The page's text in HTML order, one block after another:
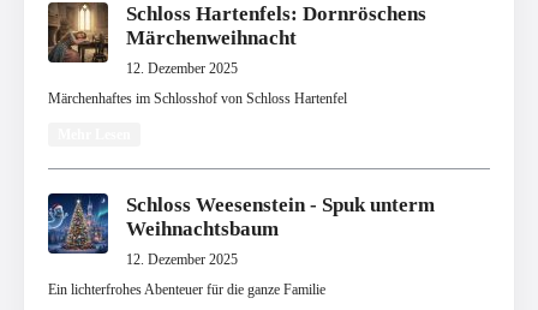
Schloss Hartenfels: Dornröschens
Märchenweihnacht
12. Dezember 2025
Märchenhaftes im Schlosshof von Schloss Hartenfel
Schloss Weesenstein - Spuk unterm
Weihnachtsbaum
12. Dezember 2025
Ein lichterfrohes Abenteuer für die ganze Familie